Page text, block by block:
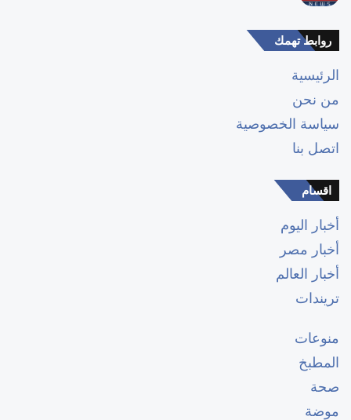
روابط تهمك
الرئيسية
من نحن
سياسة الخصوصية
اتصل بنا
اقسام
أخبار اليوم
أخبار مصر
أخبار العالم
تريندات
منوعات
المطبخ
صحة
موضة